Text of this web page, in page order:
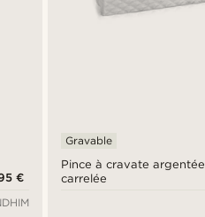
€
Pince à cravate argentée
carrelée
Gravable